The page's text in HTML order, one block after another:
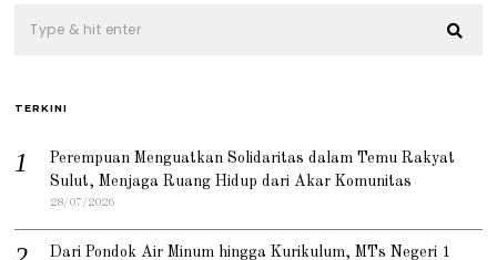
TERKINI
Perempuan Menguatkan Solidaritas dalam Temu Rakyat
Sulut, Menjaga Ruang Hidup dari Akar Komunitas
28/07/2026
Dari Pondok Air Minum hingga Kurikulum, MTs Negeri 1